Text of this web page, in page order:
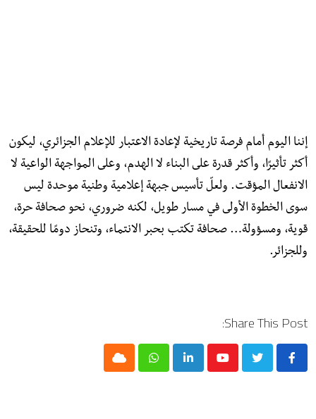
إننا اليوم أمام فرصة تاريخية لإعادة الاعتبار للإعلام الجزائري، ليكون
أكثر تأثيرًا، وأكثر قدرة على البناء لا الهدم، وعلى المواجهة الواعية لا
الانفعال المؤقت. ولعلّ تأسيس جبهة إعلامية وطنية موحدة ليس
سوى الخطوة الأولى في مسار طويل، لكنه ضروري، نحو صحافة حرة،
قوية، ومسؤولة… صحافة تكتب بحبر الانتماء، وتنحاز دومًا للحقيقة،
وللجزائر.
Share This Post:
Youtube
LinkedIn
Whatsapp
Cloud